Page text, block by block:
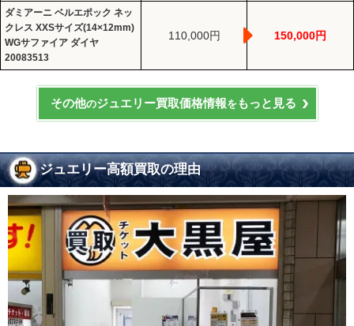
ダミアーニ ベルエポック ネッ
クレス XXSサイズ(14×12mm)
WGサファイア ダイヤ
20083513
110,000円 150,000円
その他のジュエリー買取価格情報をもっと見る
ジュエリー高額買取の理由